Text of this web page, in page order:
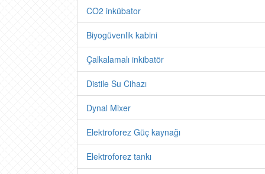
CO2 inkübator
Biyogüvenlik kabini
Çalkalamalı inkibatör
Distile Su Cihazı
Dynal Mixer
Elektroforez Güç kaynağı
Elektroforez tankı